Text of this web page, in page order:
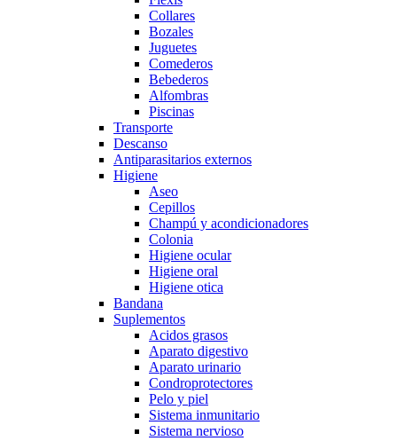
Collares
Bozales
Juguetes
Comederos
Bebederos
Alfombras
Piscinas
Transporte
Descanso
Antiparasitarios externos
Higiene
Aseo
Cepillos
Champú y acondicionadores
Colonia
Higiene ocular
Higiene oral
Higiene otica
Bandana
Suplementos
Acidos grasos
Aparato digestivo
Aparato urinario
Condroprotectores
Pelo y piel
Sistema inmunitario
Sistema nervioso